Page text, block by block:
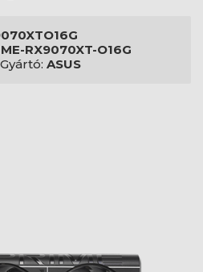
RX9070XT-O16G
Gyártó: ASUS